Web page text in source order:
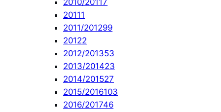
2010/20117
20111
2011/201299
20122
2012/201353
2013/201423
2014/201527
2015/2016103
2016/201746